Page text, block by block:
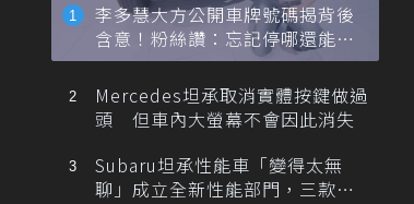
李多慧大方公開車牌號碼揭背後
含意！粉絲讚：忘記停哪還能幫
忙找車
Mercedes坦承取消實體按鍵做過
頭 但車內大螢幕不會因此消失
Subaru坦承性能車「變得太無
聊」成立全新性能部門，三款手